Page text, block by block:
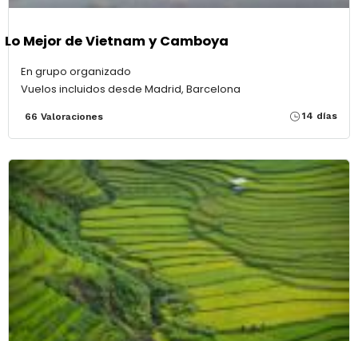
Lo Mejor de Vietnam y Camboya
En grupo organizado
Vuelos incluidos desde Madrid, Barcelona
66 Valoraciones 14 días